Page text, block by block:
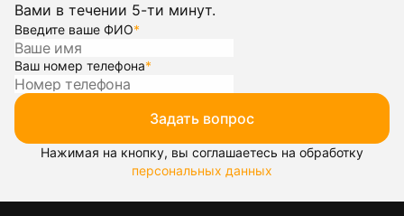
Вами в течении 5-ти минут.
Введите ваше ФИО*
Ваш номер телефона*
Задать вопрос
Нажимая на кнопку, вы соглашаетесь на обработку
персональных данных